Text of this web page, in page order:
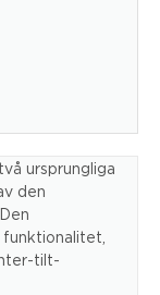
ursprungliga
den
tilt-